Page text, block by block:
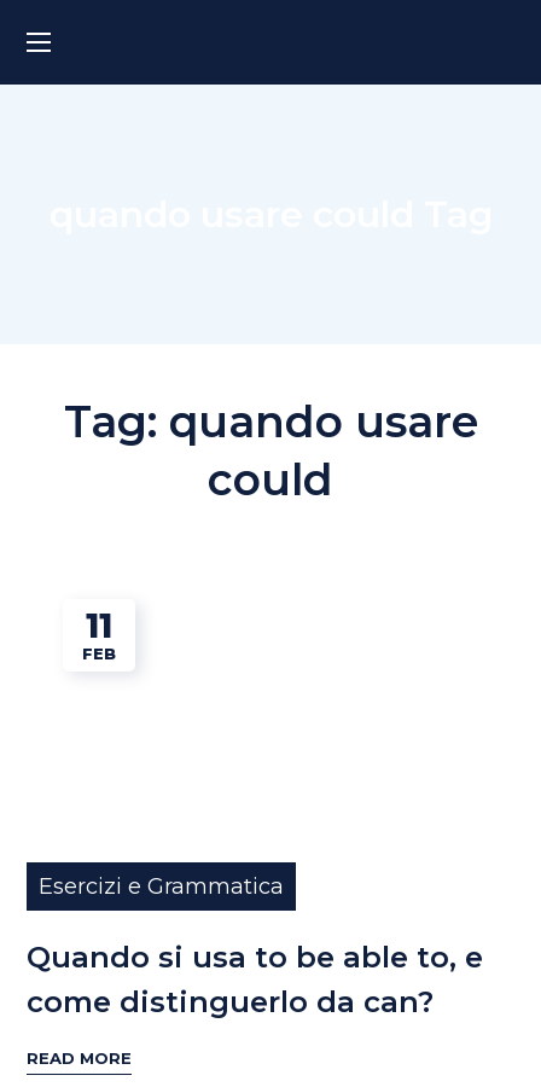
Tag: quando usare
could
11
FEB
Esercizi e Grammatica
Quando si usa to be able to, e
come distinguerlo da can?
READ MORE